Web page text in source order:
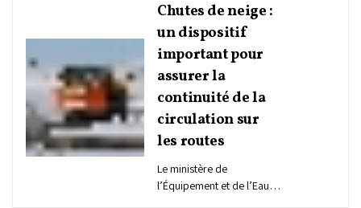
Chutes de neige :
un dispositif
important pour
assurer la
continuité de la
circulation sur
les routes
Le ministère de
l’Équipement et de l’Eau a